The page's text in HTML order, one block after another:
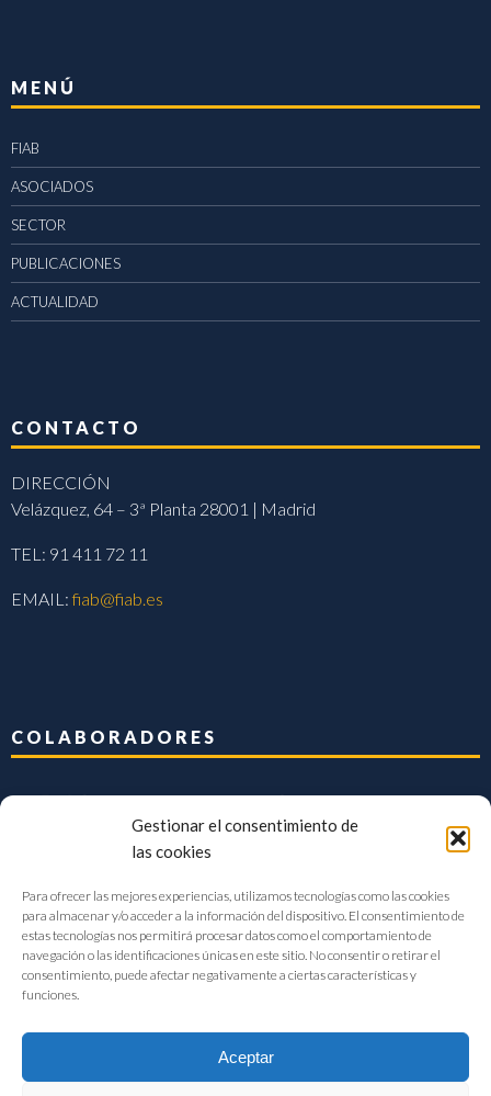
Gestionar el consentimiento de
las cookies
Para ofrecer las mejores experiencias, utilizamos tecnologías como las cookies
para almacenar y/o acceder a la información del dispositivo. El consentimiento de
estas tecnologías nos permitirá procesar datos como el comportamiento de
navegación o las identificaciones únicas en este sitio. No consentir o retirar el
consentimiento, puede afectar negativamente a ciertas características y
funciones.
Aceptar
MENÚ
FIAB
ASOCIADOS
SECTOR
PUBLICACIONES
ACTUALIDAD
CONTACTO
DIRECCIÓN
Velázquez, 64 – 3ª Planta 28001 | Madrid
TEL: 91 411 72 11
EMAIL:fiab@fiab.es
COLABORADORES